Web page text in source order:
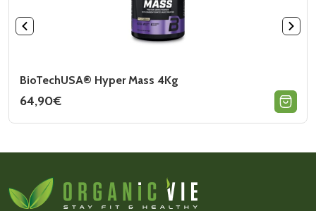
BioTechUSA® Hyper Mass 4Kg
64,90€
produit
options
peuvent